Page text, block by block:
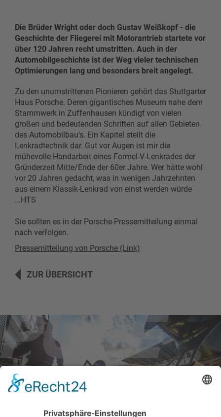
Die Brüder Wright oder doch Gustav Weißkopf - die
Geschichte der Fliegerei mit Motorantrieb startete vor
über 120 Jahren recht umstritten. Auch in der
Automobilgeschichte ist der Weg vieler technischen
Optimierungen lang und besonders breit angelegt.
Zu den unumstrittenen Pionieren gehört das Stuttgarter
Haus Porsche. Deren gigantisches Museum nahe dem
Stammwerk in Zuffenhausen kündigt von vielen
großen und bedeutenden Schritten auf allen Gebieten
des Automobilbau's. Ein Kapitel stellt die
Lenkradtechnik dar. Gut vor Augen ist mir die
mühevolle Handarbeit eines Formel-V-Lenkrades der
Gründerzeit Mitte/Ende der 60er Jahre. Wer hätte wohl
vor 20 Jahren gedacht, was in wenigen Jahrzehnten
aus einem Klassik-Lenkrad von einst werden würde
...HTS
Sie sollten es in der Porsche-Pressemitteilung einmal
nach verfolgen.
Pressemitteilung von Porsche (Link)
ZUR ÜBERSICHT